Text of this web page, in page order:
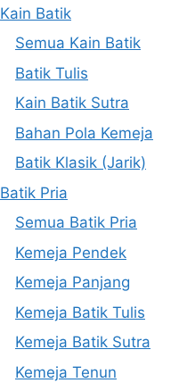
Kain Batik
Semua Kain Batik
Batik Tulis
Kain Batik Sutra
Bahan Pola Kemeja
Batik Klasik (Jarik)
Batik Pria
Semua Batik Pria
Kemeja Pendek
Kemeja Panjang
Kemeja Batik Tulis
Kemeja Batik Sutra
Kemeja Tenun